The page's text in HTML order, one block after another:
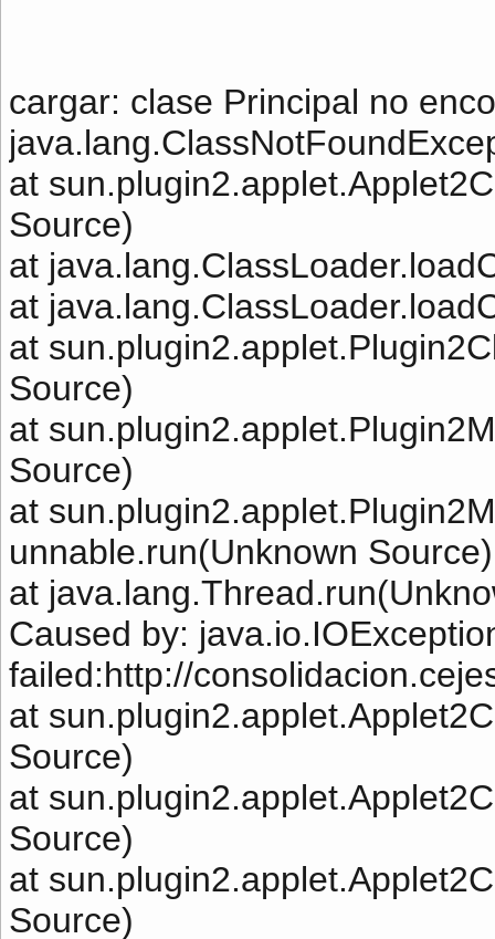
cargar: clase Principal no
at
Source)
at
at
at
Source)
at
Source)
at
unnable.run(Unknown Source)
at
Caused by:
failed:http://
at
Source)
at
Source)
at
Source)